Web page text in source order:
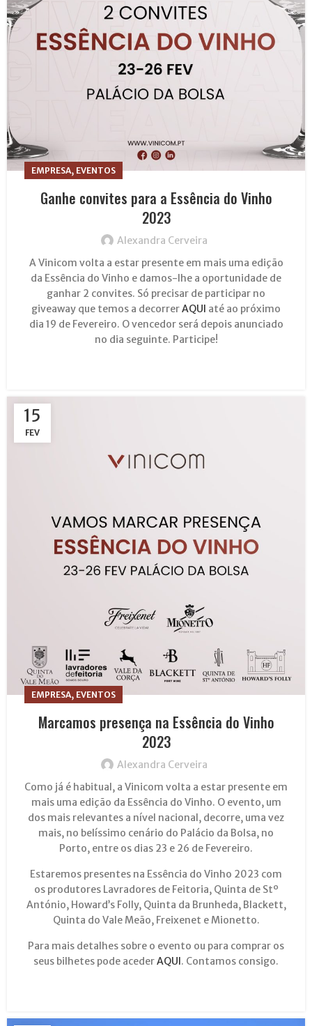
EMPRESA, EVENTOS
Ganhe convites para a Essência do Vinho
2023
Alexandra Cerveira
A Vinicom volta a estar presente em mais uma edição
da Essência do Vinho e damos-lhe a oportunidade de
ganhar 2 convites. Só precisar de participar no
giveaway que temos a decorrerAQUI até ao próximo
dia 19 de Fevereiro. O vencedor será depois anunciado
no dia seguinte. Participe!
15
FEV
EMPRESA, EVENTOS
Marcamos presença na Essência do Vinho
2023
Alexandra Cerveira
Como já é habitual, a Vinicom volta a estar presente em
mais uma edição da Essência do Vinho. O evento, um
dos mais relevantes a nível nacional, decorre, uma vez
mais, no belíssimo cenário do Palácio da Bolsa, no
Porto, entre os dias 23 e 26 de Fevereiro.
Estaremos presentes na Essência do Vinho 2023 com
os produtores Lavradores de Feitoria, Quinta de Stº
António, Howard’s Folly, Quinta da Brunheda, Blackett,
Quinta do Vale Meão, Freixenet e Mionetto.
Para mais detalhes sobre o evento ou para comprar os
seus bilhetes pode acederAQUI. Contamos consigo.